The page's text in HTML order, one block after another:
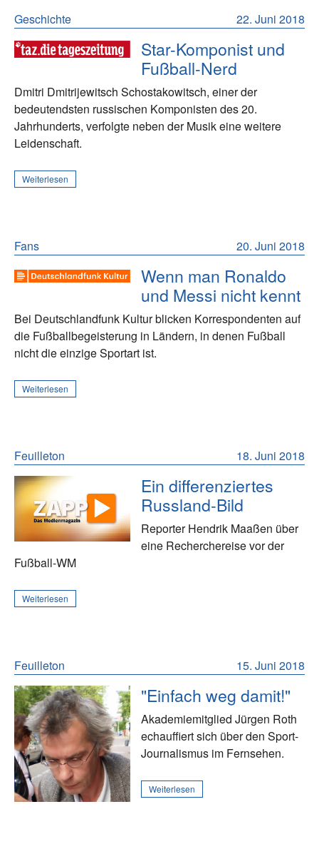
22. Juni 2018
Geschichte
Star-Komponist und
Fußball-Nerd
Dmitri Dmitrijewitsch Schostakowitsch, einer der
bedeutendsten russischen Komponisten des 20.
Jahrhunderts, verfolgte neben der Musik eine weitere
Leidenschaft.
Weiterlesen
20. Juni 2018
Fans
Wenn man Ronaldo
und Messi nicht kennt
Bei Deutschlandfunk Kultur blicken Korrespondenten auf
die Fußballbegeisterung in Ländern, in denen Fußball
nicht die einzige Sportart ist.
Weiterlesen
18. Juni 2018
Feuilleton
Ein differenziertes
Russland-Bild
Reporter Hendrik Maaßen über
eine Recherchereise vor der
Fußball-WM
Weiterlesen
15. Juni 2018
Feuilleton
"Einfach weg damit!"
Akademiemitglied Jürgen Roth
echauffiert sich über den Sport-
Journalismus im Fernsehen.
Weiterlesen